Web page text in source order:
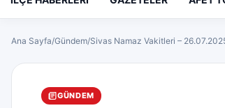
Ana Sayfa/Gündem/Sivas Namaz Vakitleri –
GÜNDEM